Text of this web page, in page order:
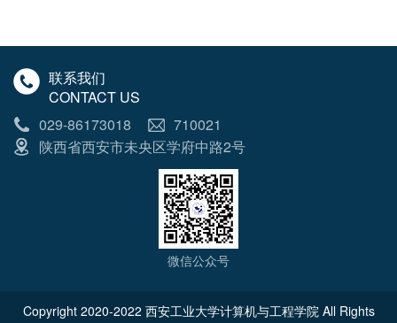
联系我们
CONTACT US
029-86173018
710021
陕西省西安市未央区学府中路2号
微信公众号
Copyright 2020-2022 西安工业大学计算机与工程学院 All Rights